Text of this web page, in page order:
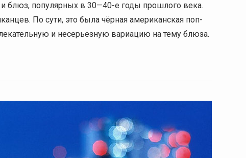
блюз, популярных в 30—40-е годы прошлого века.
По сути, это была чёрная американская поп-
и несерьёзную вариацию на тему блюза.